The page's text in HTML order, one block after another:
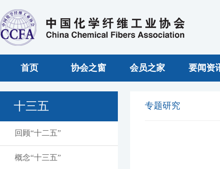
首页 协会之窗 会员之家 要闻资
十三五
回顾“十二五”
概念“十三五”
专题研究